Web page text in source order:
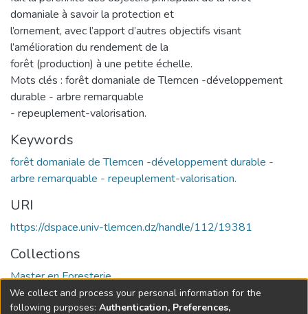
domaniale à savoir la protection et
l’ornement, avec l’apport d’autres objectifs visant
l’amélioration du rendement de la
forêt (production) à une petite échelle.
Mots clés : forêt domaniale de Tlemcen -développement
durable - arbre remarquable
- repeuplement-valorisation.
Keywords
forêt domaniale de Tlemcen -développement durable -
arbre remarquable - repeuplement-valorisation.
URI
https://dspace.univ-tlemcen.dz/handle/112/19381
Collections
Master en Foresterie
Full item page
We collect and process your personal information for the
following purposes: Authentication, Preferences,